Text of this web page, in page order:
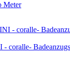
Meter
coralle-